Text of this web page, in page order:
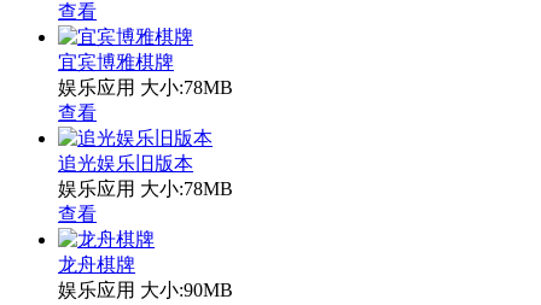
查看
宜宾博雅棋牌
娱乐应用 大小:78MB
查看
追光娱乐旧版本
娱乐应用 大小:78MB
查看
龙舟棋牌
娱乐应用 大小:90MB